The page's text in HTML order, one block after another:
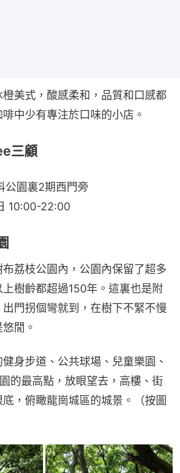
美式，酸感柔和，品質和口感都
中少有專注於口味的小店。
三顧
公園裏2期西門旁
10:00-22:00
荔枝公園內，公園內保留了超多
樹齡都超過150年。這裏也是附
門拐個彎就到，在樹下不緊不慢
閒。
身步道、公共球場、兒童樂園、
的最高點，放眼望去，高樓、街
，俯瞰龍崗城區的城景。（按圖